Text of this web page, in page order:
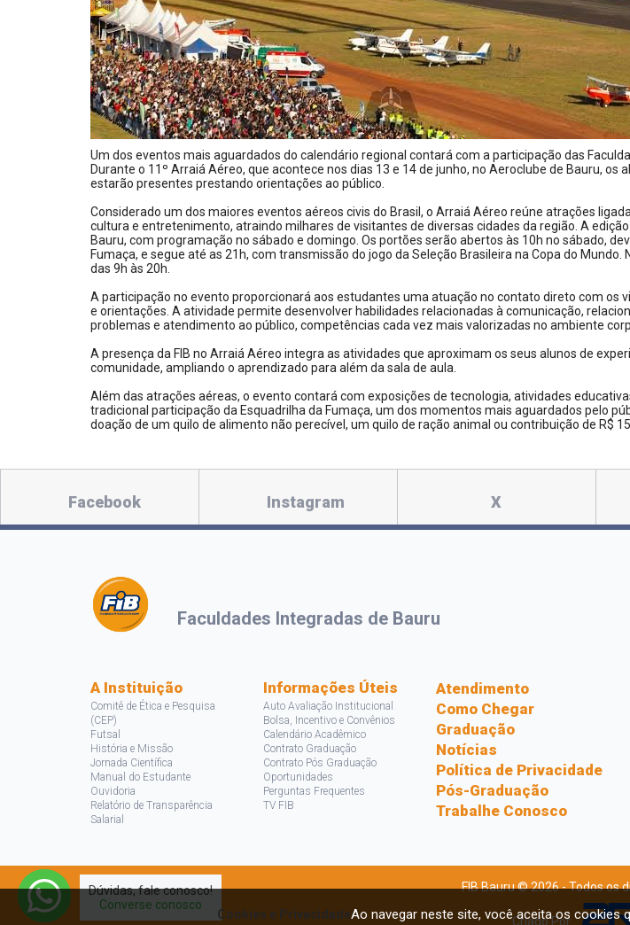
Um dos eventos mais aguardados do calendário regional contará com a participação das
Durante o 11º Arraiá Aéreo, que acontece nos dias 13 e 14 de junho, no Aeroclube de Bauru, os
estarão presentes prestando orientações ao público.
Considerado um dos maiores eventos aéreos civis do Brasil, o Arraiá Aéreo reúne atrações
cultura e entretenimento, atraindo milhares de visitantes de diversas cidades da região. A
Bauru, com programação no sábado e domingo. Os portões serão abertos às 10h no sábado,
Fumaça, e segue até as 21h, com transmissão do jogo da Seleção Brasileira na Copa do
das 9h às 20h.
A participação no evento proporcionará aos estudantes uma atuação no contato direto com os
e orientações. A atividade permite desenvolver habilidades relacionadas à comunicação,
problemas e atendimento ao público, competências cada vez mais valorizadas no ambiente
A presença da FIB no Arraiá Aéreo integra as atividades que aproximam os seus alunos de
comunidade, ampliando o aprendizado para além da sala de aula.
Além das atrações aéreas, o evento contará com exposições de tecnologia, atividades
tradicional participação da Esquadrilha da Fumaça, um dos momentos mais aguardados pelo
doação de um quilo de alimento não perecível, um quilo de ração animal ou contribuição de R$ 15.
Facebook Instagram X
Faculdades Integradas de Bauru
A Instituição
Comitê de Ética e Pesquisa
(CEP)
Futsal
História e Missão
Jornada Científica
Manual do Estudante
Ouvidoria
Relatório de Transparência
Salarial
Informações Úteis
Auto Avaliação Institucional
Bolsa, Incentivo e Convênios
Calendário Acadêmico
Contrato Graduação
Contrato Pós Graduação
Oportunidades
Perguntas Frequentes
TV FIB
Atendimento
Como Chegar
Graduação
Notícias
Política de Privacidade
Pós-Graduação
Trabalhe Conosco
FIB Bauru © 2026 - Todos os
Criado Por:
Dúvidas, fale conosco!
Converse conosco
Cookies e PrivacidadeAo navegar neste site, você aceita os cookies